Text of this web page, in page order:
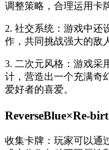
调整策略，合理运用卡
2. 社交系统：游戏中还
作，共同挑战强大的敌
3. 二次元风格：游戏采
计，营造出一个充满奇
爱好者的喜爱。
ReverseBlue×Re-
收集卡牌：玩家可以通